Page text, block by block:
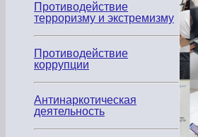
Противодействие
терроризму и экстремизму
Противодействие
коррупции
Антинаркотическая
деятельность